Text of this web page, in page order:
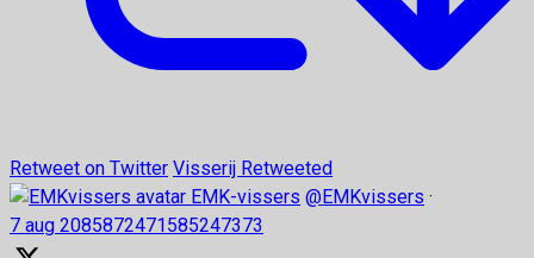
Retweet on Twitter Visserij Retweeted
EMK-vissers @EMKvissers ·
7 aug 2085872471585247373